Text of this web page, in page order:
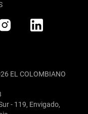
EL COLOMBIANO
- 119, Envigado,